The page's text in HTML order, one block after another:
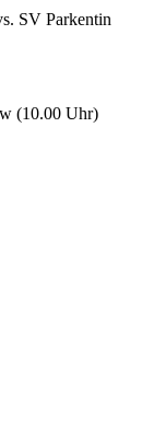
SV Parkentin
(10.00 Uhr)